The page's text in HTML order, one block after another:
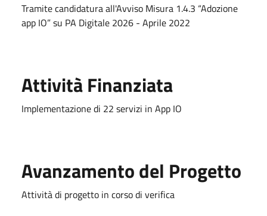
Tramite candidatura all'Avviso Misura 1.4.3 “Adozione
app IO” su PA Digitale 2026 - Aprile 2022
Attività Finanziata
Implementazione di 22 servizi in App IO
Avanzamento del Progetto
Attività di progetto in corso di verifica